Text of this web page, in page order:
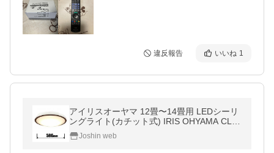
違反報告 いいね 1
アイリスオーヤマ 12畳〜14畳用 LEDシーリ
ングライト(カチット式) IRIS OHYAMA CL14
DL-5.11WFV-M 返品種別A
Joshin web